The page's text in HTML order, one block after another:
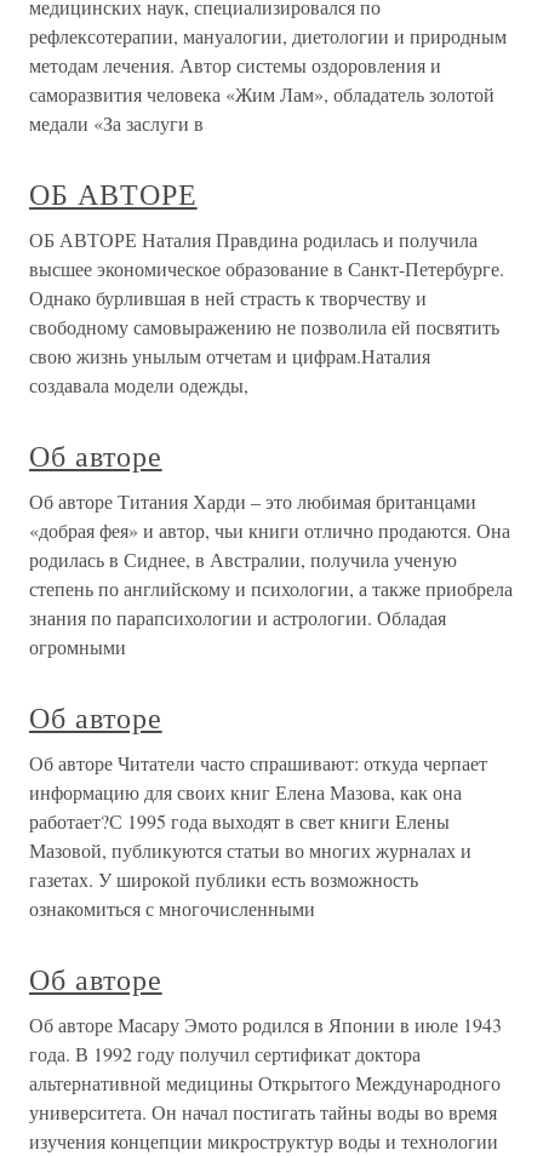
медицинских наук, специализировался по
рефлексотерапии, мануалогии, диетологии и природным
методам лечения. Автор системы оздоровления и
саморазвития человека «Жим Лам», обладатель золотой
медали «За заслуги в
ОБ АВТОРЕ
ОБ АВТОРЕ Наталия Правдина родилась и получила
высшее экономическое образование в Санкт-Петербурге.
Однако бурлившая в ней страсть к творчеству и
свободному самовыражению не позволила ей посвятить
свою жизнь унылым отчетам и цифрам.Наталия
создавала модели одежды,
Об авторе
Об авторе Титания Харди – это любимая британцами
«добрая фея» и автор, чьи книги отлично продаются. Она
родилась в Сиднее, в Австралии, получила ученую
степень по английскому и психологии, а также приобрела
знания по парапсихологии и астрологии. Обладая
огромными
Об авторе
Об авторе Читатели часто спрашивают: откуда черпает
информацию для своих книг Елена Мазова, как она
работает?С 1995 года выходят в свет книги Елены
Мазовой, публикуются статьи во многих журналах и
газетах. У широкой публики есть возможность
ознакомиться с многочисленными
Об авторе
Об авторе Масару Эмото родился в Японии в июле 1943
года. В 1992 году получил сертификат доктора
альтернативной медицины Открытого Международного
университета. Он начал постигать тайны воды во время
изучения концепции микроструктур воды и технологии